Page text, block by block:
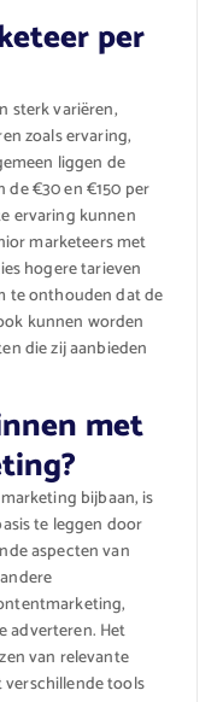
per
sterk variëren,
zoals ervaring,
liggen de
€30 en €150 per
ervaring kunnen
marketeers met
hogere tarieven
te onthouden dat de
kunnen worden
die zij aanbieden
met
bijbaan, is
te leggen door
aspecten van
adverteren. Het
van relevante
tools